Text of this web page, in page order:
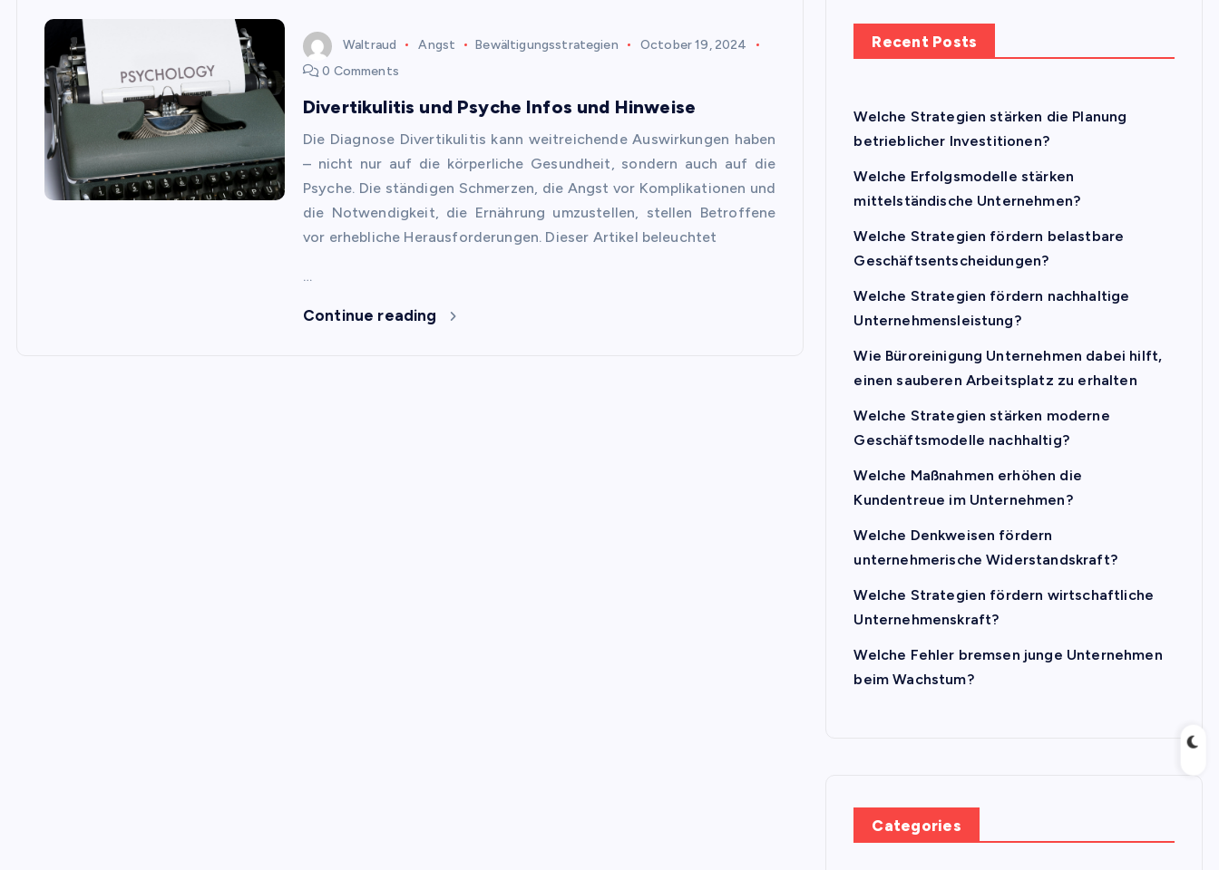
Waltraud Angst Bewältigungsstrategien
October 19, 2024
0 Comments
Divertikulitis und Psyche Infos und Hinweise
Die Diagnose Divertikulitis kann weitreichende Auswirkungen haben
– nicht nur auf die körperliche Gesundheit, sondern auch auf die
Psyche. Die ständigen Schmerzen, die Angst vor Komplikationen und
die Notwendigkeit, die Ernährung umzustellen, stellen Betroffene
vor erhebliche Herausforderungen. Dieser Artikel beleuchtet
…
Continue reading
Recent Posts
Welche Strategien stärken die Planung
betrieblicher Investitionen?
Welche Erfolgsmodelle stärken
mittelständische Unternehmen?
Welche Strategien fördern belastbare
Geschäftsentscheidungen?
Welche Strategien fördern nachhaltige
Unternehmensleistung?
Wie Büroreinigung Unternehmen dabei hilft,
einen sauberen Arbeitsplatz zu erhalten
Welche Strategien stärken moderne
Geschäftsmodelle nachhaltig?
Welche Maßnahmen erhöhen die
Kundentreue im Unternehmen?
Welche Denkweisen fördern
unternehmerische Widerstandskraft?
Welche Strategien fördern wirtschaftliche
Unternehmenskraft?
Welche Fehler bremsen junge Unternehmen
beim Wachstum?
Categories